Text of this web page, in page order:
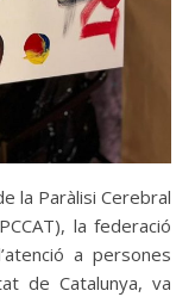
la Paràlisi Cerebral
la federació
a persones
de Catalunya, va